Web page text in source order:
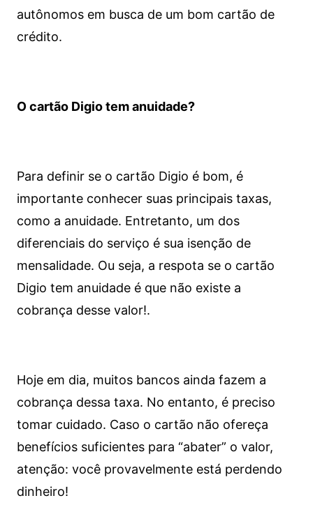
autônomos em busca de um bom cartão de
crédito.
O cartão Digio tem anuidade?
Para definir se o cartão Digio é bom, é
importante conhecer suas principais taxas,
como a anuidade. Entretanto, um dos
diferenciais do serviço é sua isenção de
mensalidade. Ou seja, a respota se o cartão
Digio tem anuidade é que não existe a
cobrança desse valor!.
Hoje em dia, muitos bancos ainda fazem a
cobrança dessa taxa. No entanto, é preciso
tomar cuidado. Caso o cartão não ofereça
benefícios suficientes para “abater” o valor,
atenção: você provavelmente está perdendo
dinheiro!